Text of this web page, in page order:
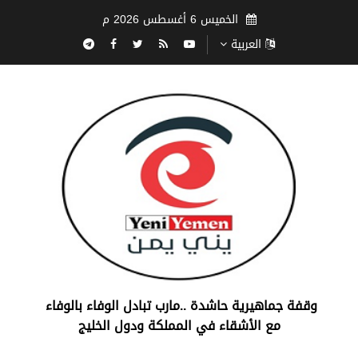
الخميس 6 أغسطس 2026 م
العربية
‏وقفة جماهيرية حاشدة ..مارب ‏تبادل الوفاء بالوفاء ‏
مع الأشقاء في المملكة ودول الخليج